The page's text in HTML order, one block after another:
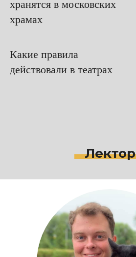
хранятся в московских
храмах
Какие правила
действовали в театрах
Лектор